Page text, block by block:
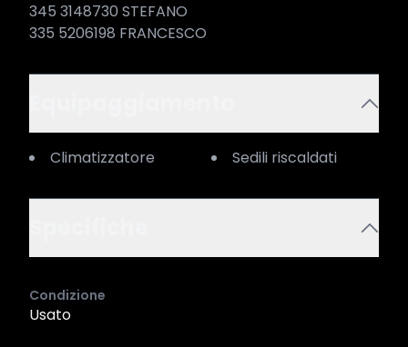
345 3148730 STEFANO
335 5206198 FRANCESCO
Climatizzatore Sedili riscaldati
Condizione
Usato